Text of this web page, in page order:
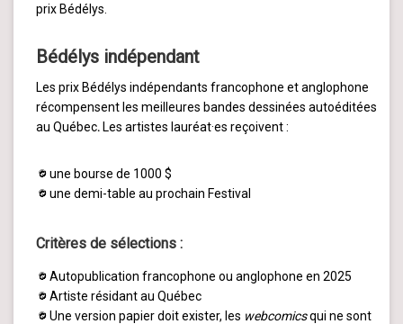
prix Bédélys.
Bédélys indépendant
Les prix Bédélys indépendants francophone et anglophone
récompensent les meilleures bandes dessinées autoéditées
au Québec. Les artistes lauréat·es reçoivent :
une bourse de 1000 $
une demi-table au prochain Festival
Critères de sélections :
Autopublication francophone ou anglophone en 2025
Artiste résidant au Québec
Une version papier doit exister, les webcomicsqui ne sont